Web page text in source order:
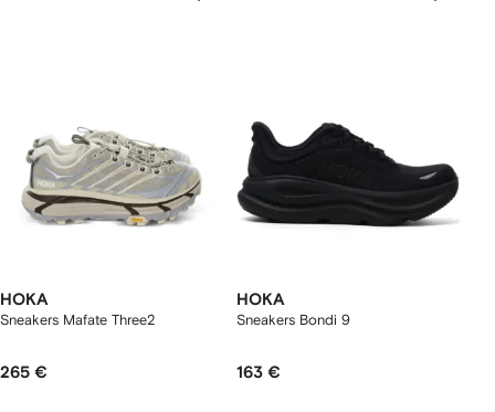
HOKA
Sneakers Mafate Three2
265 €
HOKA
Sneakers Bondi 9
163 €